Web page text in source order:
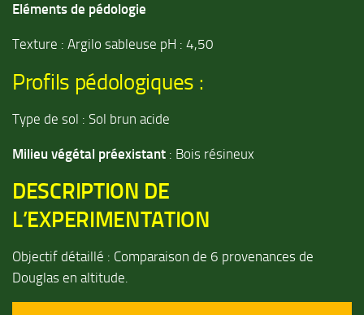
Eléments de pédologie
Texture : Argilo sableuse pH : 4,50
Profils pédologiques :
Type de sol : Sol brun acide
Milieu végétal préexistant : Bois résineux
DESCRIPTION DE
L’EXPERIMENTATION
Objectif détaillé : Comparaison de 6 provenances de
Douglas en altitude.